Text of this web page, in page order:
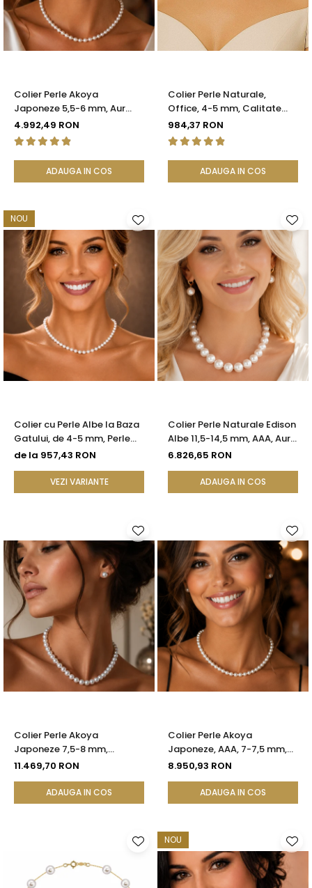
Seturi Perle cu Argint
Brățări cu Perle
Pandantive cu Perle
Colier Perle Akoya
Japoneze 5,5-6 mm, Aur
Galben 14K cu Închizătoare
Filigranată | KASKADDA®
4.992,49 RON
ADAUGA IN COS
Colier Perle Naturale,
Office, 4-5 mm, Calitate
AAA, Aur 14K | KASKADDA®
984,37 RON
ADAUGA IN COS
NOU
Colier cu Perle Albe la Baza
Gatului, de 4-5 mm, Perle
Rare, Calitate AAA+, Aur 14K
de la 957,43 RON
VEZI VARIANTE
Colier Perle Naturale Edison
Albe 11,5-14,5 mm, AAA, Aur
Galben 14K | KASKADDA®
6.826,65 RON
ADAUGA IN COS
Colier Perle Akoya
Japoneze 7,5-8 mm,
Calitate AAA, Închizătoare
11.469,70 RON
ADAUGA IN COS
Colier Perle Akoya
Japoneze, AAA, 7-7,5 mm,
Aur Alb 14K | KASKADDA®
8.950,93 RON
ADAUGA IN COS
NOU